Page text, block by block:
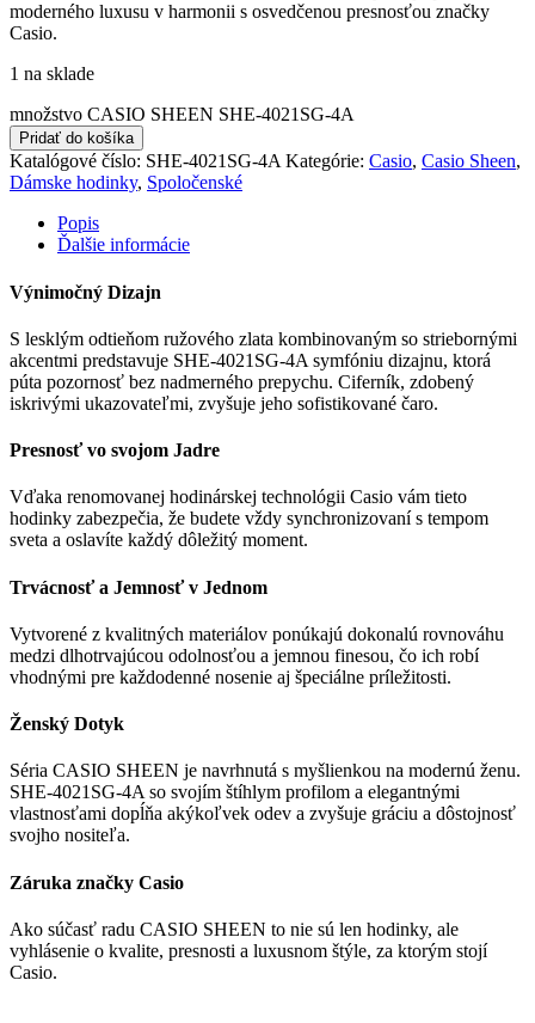
moderného luxusu v harmonii s osvedčenou presnosťou značky
Casio.
1 na sklade
množstvo CASIO SHEEN SHE-4021SG-4A
Pridať do košíka
Katalógové číslo: SHE-4021SG-4A Kategórie: Casio, Casio Sheen,
Dámske hodinky, Spoločenské
Popis
Ďalšie informácie
Výnimočný Dizajn
S lesklým odtieňom ružového zlata kombinovaným so striebornými
akcentmi predstavuje SHE-4021SG-4A symfóniu dizajnu, ktorá
púta pozornosť bez nadmerného prepychu. Ciferník, zdobený
iskrivými ukazovateľmi, zvyšuje jeho sofistikované čaro.
Presnosť vo svojom Jadre
Vďaka renomovanej hodinárskej technológii Casio vám tieto
hodinky zabezpečia, že budete vždy synchronizovaní s tempom
sveta a oslavíte každý dôležitý moment.
Trvácnosť a Jemnosť v Jednom
Vytvorené z kvalitných materiálov ponúkajú dokonalú rovnováhu
medzi dlhotrvajúcou odolnosťou a jemnou finesou, čo ich robí
vhodnými pre každodenné nosenie aj špeciálne príležitosti.
Ženský Dotyk
Séria CASIO SHEEN je navrhnutá s myšlienkou na modernú ženu.
SHE-4021SG-4A so svojím štíhlym profilom a elegantnými
vlastnosťami dopĺňa akýkoľvek odev a zvyšuje gráciu a dôstojnosť
svojho nositeľa.
Záruka značky Casio
Ako súčasť radu CASIO SHEEN to nie sú len hodinky, ale
vyhlásenie o kvalite, presnosti a luxusnom štýle, za ktorým stojí
Casio.